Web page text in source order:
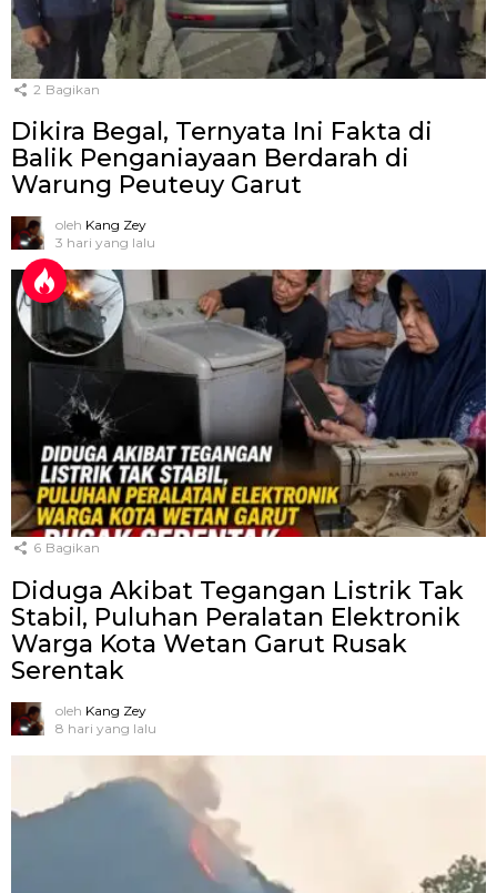
2 Bagikan
Dikira Begal, Ternyata Ini Fakta di
Balik Penganiayaan Berdarah di
Warung Peuteuy Garut
oleh Kang Zey
3 hari yang lalu
6 Bagikan
Diduga Akibat Tegangan Listrik Tak
Stabil, Puluhan Peralatan Elektronik
Warga Kota Wetan Garut Rusak
Serentak
oleh Kang Zey
8 hari yang lalu